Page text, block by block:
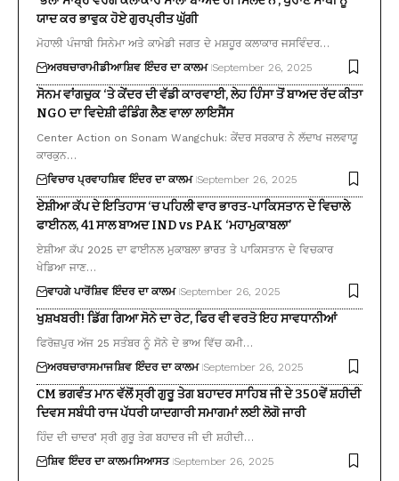
ਯਾਦ ਕਰ ਭਾਵੁਕ ਹੋਏ ਗੁਰਪ੍ਰੀਤ ਘੁੱਗੀ
ਮੋਹਾਲੀ ਪੰਜਾਬੀ ਸਿਨੇਮਾ ਅਤੇ ਕਾਮੇਡੀ ਜਗਤ ਦੇ ਮਸ਼ਹੂਰ ਕਲਾਕਾਰ ਜਸਵਿੰਦਰ…
ਅਰਥਚਾਰਾਮੀਡੀਆਸ਼ਿਵ ਇੰਦਰ ਦਾ ਕਾਲਮ September 26, 2025
ਸੋਨਮ ਵਾਂਗਚੁਕ ‘ਤੇ ਕੇਂਦਰ ਦੀ ਵੱਡੀ ਕਾਰਵਾਈ, ਲੇਹ ਹਿੰਸਾ ਤੋਂ ਬਾਅਦ ਰੱਦ ਕੀਤਾ
NGO ਦਾ ਵਿਦੇਸ਼ੀ ਫੰਡਿੰਗ ਲੈਣ ਵਾਲਾ ਲਾਇਸੈਂਸ
Center Action on Sonam Wangchuk: ਕੇਂਦਰ ਸਰਕਾਰ ਨੇ ਲੱਦਾਖ ਜਲਵਾਯੂ
ਕਾਰਕੁਨ…
ਵਿਚਾਰ ਪ੍ਰਵਾਹਸ਼ਿਵ ਇੰਦਰ ਦਾ ਕਾਲਮ September 26, 2025
ਏਸ਼ੀਆ ਕੱਪ ਦੇ ਇਤਿਹਾਸ ‘ਚ ਪਹਿਲੀ ਵਾਰ ਭਾਰਤ-ਪਾਕਿਸਤਾਨ ਦੇ ਵਿਚਾਲੇ
ਫਾਈਨਲ, 41 ਸਾਲ ਬਾਅਦ IND vs PAK ‘ਮਹਾਮੁਕਾਬਲਾ’
ਏਸ਼ੀਆ ਕੱਪ 2025 ਦਾ ਫਾਈਨਲ ਮੁਕਾਬਲਾ ਭਾਰਤ ਤੇ ਪਾਕਿਸਤਾਨ ਦੇ ਵਿਚਕਾਰ
ਖੇਡਿਆ ਜਾਣ…
ਵਾਹਗੇ ਪਾਰੋਂਸ਼ਿਵ ਇੰਦਰ ਦਾ ਕਾਲਮ September 26, 2025
ਖੁਸ਼ਖਬਰੀ! ਡਿੱਗ ਗਿਆ ਸੋਨੇ ਦਾ ਰੇਟ, ਫਿਰ ਵੀ ਵਰਤੋ ਇਹ ਸਾਵਧਾਨੀਆਂ
ਫਿਰੋਜ਼ਪੁਰ ਅੱਜ 25 ਸਤੰਬਰ ਨੂੰ ਸੋਨੇ ਦੇ ਭਾਅ ਵਿੱਚ ਕਮੀ…
ਅਰਥਚਾਰਾਸਮਾਜਸ਼ਿਵ ਇੰਦਰ ਦਾ ਕਾਲਮ September 26, 2025
CM ਭਗਵੰਤ ਮਾਨ ਵੱਲੋਂ ਸ੍ਰੀ ਗੁਰੂ ਤੇਗ ਬਹਾਦਰ ਸਾਹਿਬ ਜੀ ਦੇ 350ਵੇਂ ਸ਼ਹੀਦੀ
ਦਿਵਸ ਸਬੰਧੀ ਰਾਜ ਪੱਧਰੀ ਯਾਦਗਾਰੀ ਸਮਾਗਮਾਂ ਲਈ ਲੋਗੋ ਜਾਰੀ
ਹਿੰਦ ਦੀ ਚਾਦਰ’ ਸ੍ਰੀ ਗੁਰੂ ਤੇਗ ਬਹਾਦਰ ਜੀ ਦੀ ਸ਼ਹੀਦੀ…
ਸ਼ਿਵ ਇੰਦਰ ਦਾ ਕਾਲਮਸਿਆਸਤ September 26, 2025